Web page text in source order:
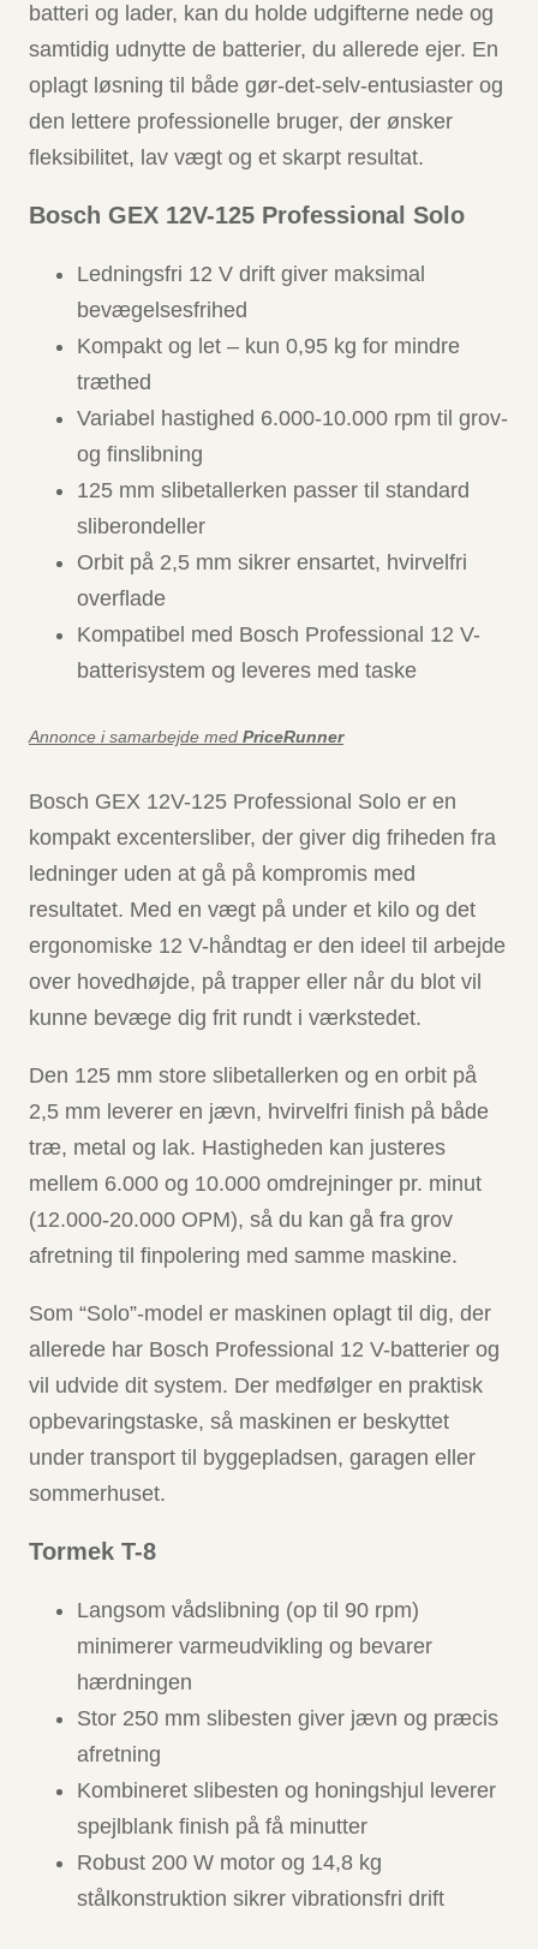
batteri og lader, kan du holde udgifterne nede og
samtidig udnytte de batterier, du allerede ejer. En
oplagt løsning til både gør-det-selv-entusiaster og
den lettere professionelle bruger, der ønsker
fleksibilitet, lav vægt og et skarpt resultat.
Bosch GEX 12V-125 Professional Solo
Ledningsfri 12 V drift giver maksimal
bevægelsesfrihed
Kompakt og let – kun 0,95 kg for mindre
træthed
Variabel hastighed 6.000-10.000 rpm til grov-
og finslibning
125 mm slibetallerken passer til standard
sliberondeller
Orbit på 2,5 mm sikrer ensartet, hvirvelfri
overflade
Kompatibel med Bosch Professional 12 V-
batterisystem og leveres med taske
Annonce i samarbejde med PriceRunner
Bosch GEX 12V-125 Professional Solo er en
kompakt excentersliber, der giver dig friheden fra
ledninger uden at gå på kompromis med
resultatet. Med en vægt på under et kilo og det
ergonomiske 12 V-håndtag er den ideel til arbejde
over hovedhøjde, på trapper eller når du blot vil
kunne bevæge dig frit rundt i værkstedet.
Den 125 mm store slibetallerken og en orbit på
2,5 mm leverer en jævn, hvirvelfri finish på både
træ, metal og lak. Hastigheden kan justeres
mellem 6.000 og 10.000 omdrejninger pr. minut
(12.000-20.000 OPM), så du kan gå fra grov
afretning til finpolering med samme maskine.
Som “Solo”-model er maskinen oplagt til dig, der
allerede har Bosch Professional 12 V-batterier og
vil udvide dit system. Der medfølger en praktisk
opbevaringstaske, så maskinen er beskyttet
under transport til byggepladsen, garagen eller
sommerhuset.
Tormek T-8
Langsom vådslibning (op til 90 rpm)
minimerer varmeudvikling og bevarer
hærdningen
Stor 250 mm slibesten giver jævn og præcis
afretning
Kombineret slibesten og honingshjul leverer
spejlblank finish på få minutter
Robust 200 W motor og 14,8 kg
stålkonstruktion sikrer vibrationsfri drift